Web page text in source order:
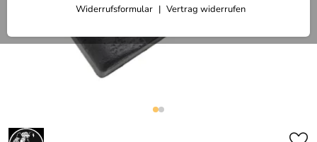
Widerrufsformular
Vertrag widerrufen